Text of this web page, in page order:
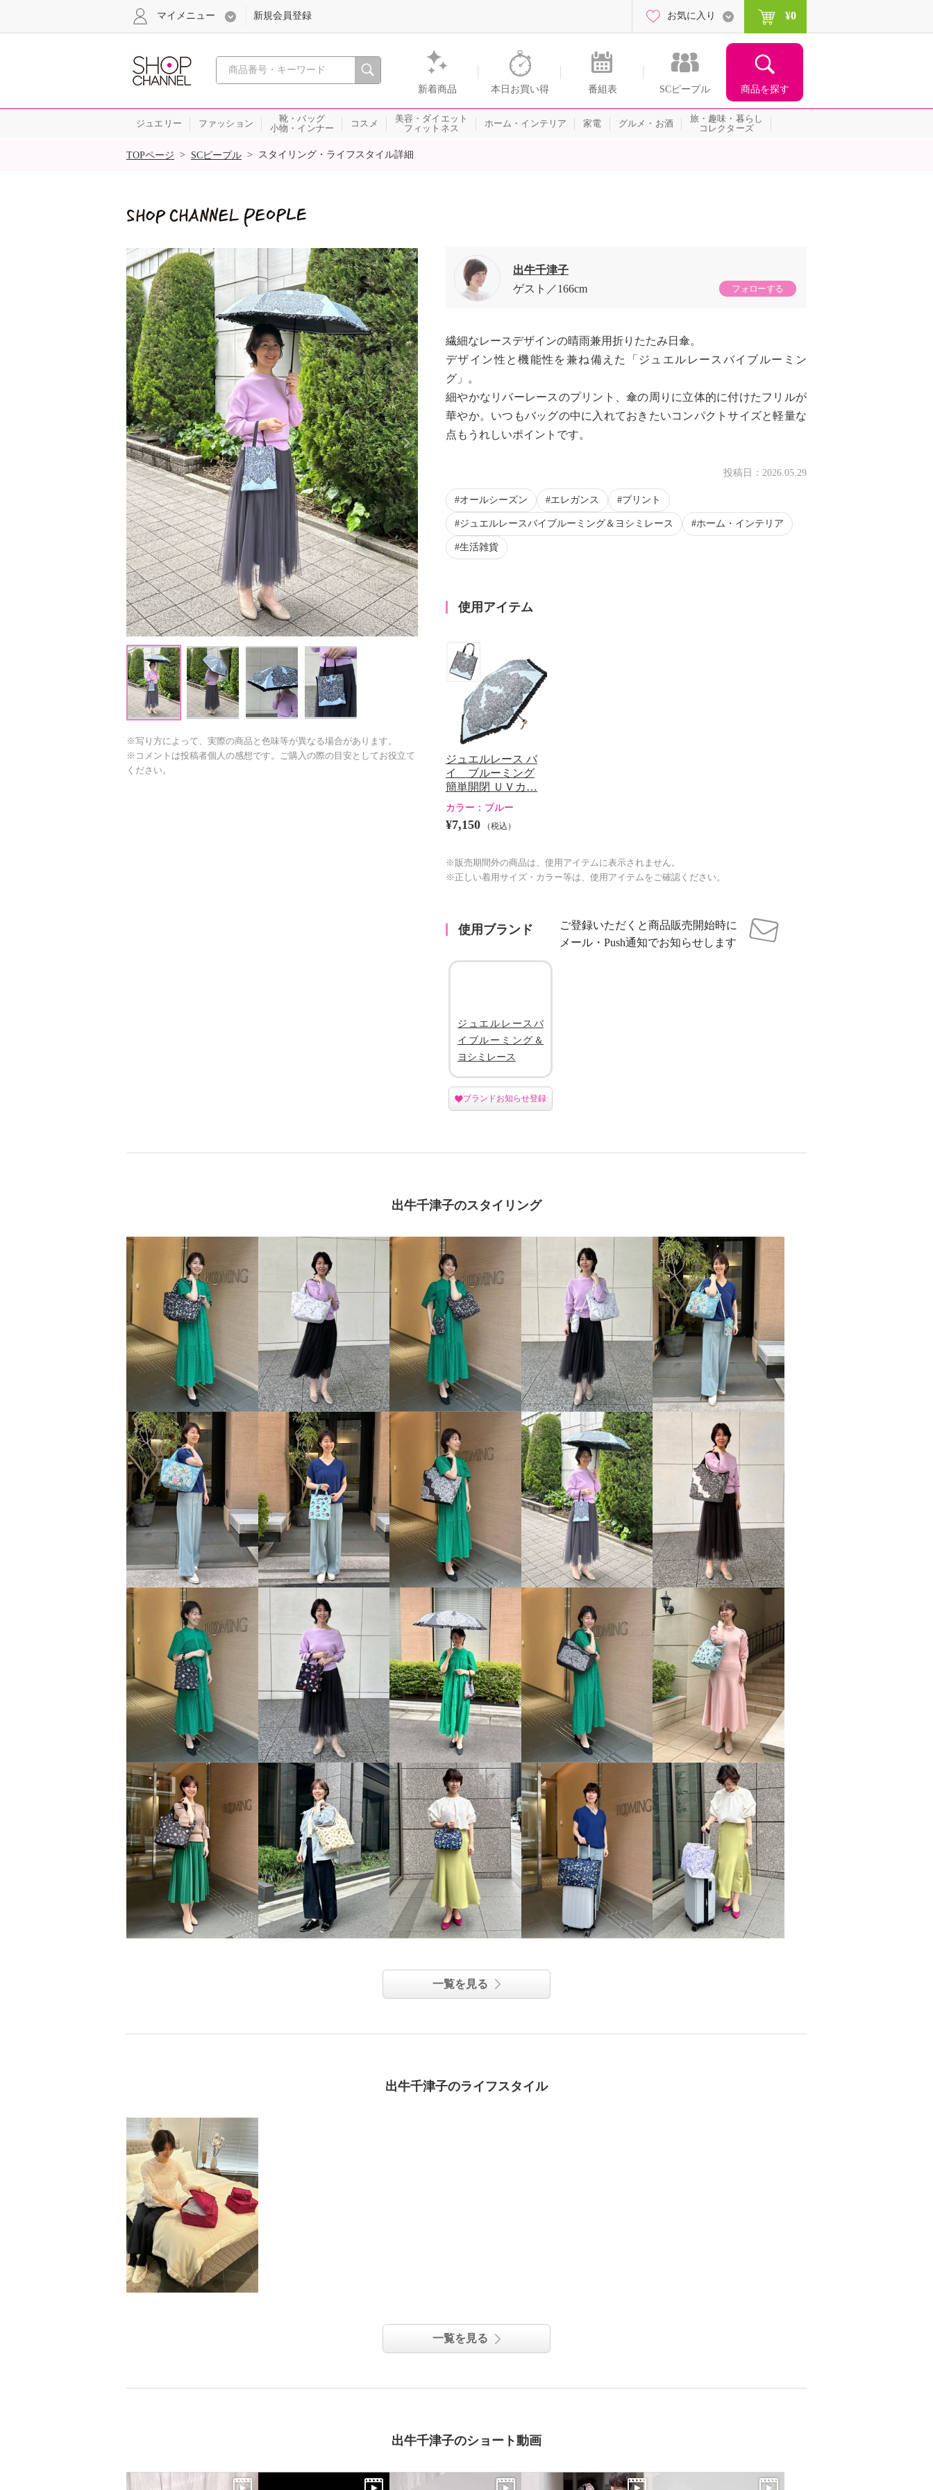
心おどる、瞬間を。通販・テレビショッピングのショップチャンネル
新着商品 本日お買い得 番組表 SCピープル 商品を探す
マイメニュー 新規会員登録 お気に入り ¥0
ジュエリー ファッション
靴・バッグ
小物・インナー
コスメ
美容・ダイエット
フィットネス
ホーム・インテリア 家電 グルメ・お酒
旅・趣味・暮らし
コレクターズ
SALE
TOPページ > SCピープル > スタイリング・ライフスタイル詳細
Next
※写り方によって、実際の商品と色味等が異なる場合があります。
※コメントは投稿者個人の感想です。ご購入の際の目安としてお役立て
ください。
出牛千津子
ゲスト
166cm フォローする
繊細なレースデザインの晴雨兼用折りたたみ日傘。
デザイン性と機能性を兼ね備えた「ジュエルレースバイブルーミン
グ」。
細やかなリバーレースのプリント、傘の周りに立体的に付けたフリルが
華やか。いつもバッグの中に入れておきたいコンパクトサイズと軽量な
点もうれしいポイントです。
投稿日： 2026.05.29
オールシーズン エレガンス プリント
ジュエルレースバイブルーミング＆ヨシミレース ホーム・インテリア
生活雑貨
使用アイテム
ジュエルレース バ
イ ブルーミング
簡単開閉 ＵＶカ…
カラー： ブルー
¥7,150 （税込）
※販売期間外の商品は、使用アイテムに表示されません。
※正しい着用サイズ・カラー等は、使用アイテムをご確認ください。
使用ブランド
ご登録いただくと商品販売開始時に
メール・Push通知でお知らせします
ジュエルレースバ
イブルーミング＆
ヨシミレース
ブランドお知らせ登録
出牛千津子のスタイリング
一覧を見る
出牛千津子のライフスタイル
一覧を見る
出牛千津子のショート動画